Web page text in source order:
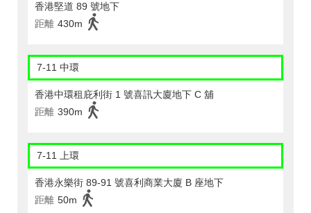
香港堅道 89 號地下
距離 430m
7-11 中環
香港中環租庇利街 1 號喜訊大廈地下 C 舖
距離 390m
7-11 上環
香港永樂街 89-91 號喜利商業大廈 B 座地下
距離 50m